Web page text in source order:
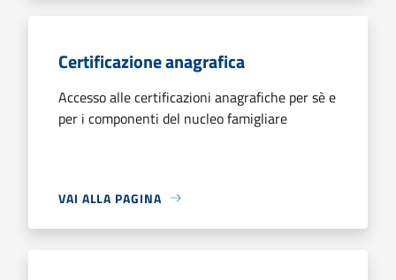
Certificazione anagrafica
Accesso alle certificazioni anagrafiche per sè e
per i componenti del nucleo famigliare
VAI ALLA PAGINA